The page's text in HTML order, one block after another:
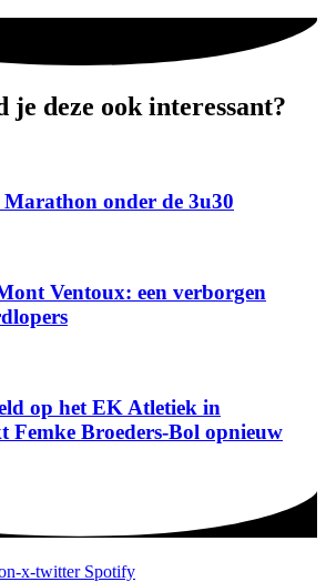
je deze ook interessant?
onder de 3u30
Ventoux: een verborgen
op het EK Atletiek in
Broeders-Bol opnieuw
x-twitter Spotify